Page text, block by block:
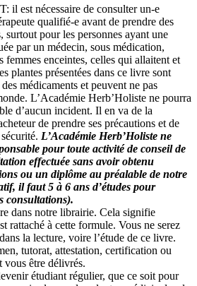
il est nécessaire de consulter un-e
qualifié-e avant de prendre des
surtout pour les personnes ayant une
par un médecin, sous médication,
femmes enceintes, celles qui allaitent et
plantes présentées dans ce livre sont
médicaments et peuvent ne pas
L’Académie Herb’Holiste ne pourra
d’aucun incident. Il en va de la
de prendre ses précautions et de
L’Académie Herb’Holiste ne
pour toute activité de conseil de
effectuée sans avoir obtenu
ou un diplôme au préalable de notre
il faut 5 à 6 ans d’études pour
consultations).
dans notre librairie. Cela signifie
rattaché à cette formule. Vous ne serez
la lecture, voire l’étude de ce livre.
tutorat, attestation, certification ou
vous être délivrés.
étudiant régulier, que ce soit pour